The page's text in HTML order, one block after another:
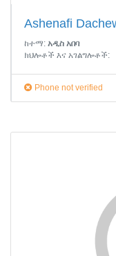
Ashenafi
ከተማ: አዲስ አበባ
ክህሎቶች እና አገልግሎቶች:
Phone not verified